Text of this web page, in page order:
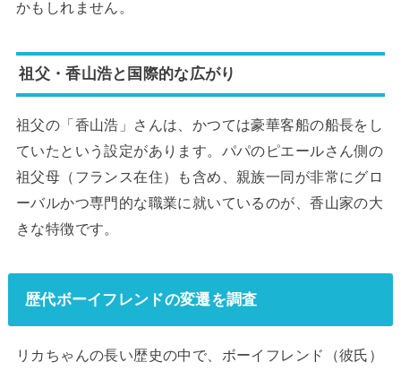
かもしれません。
祖父・香山浩と国際的な広がり
祖父の「香山浩」さんは、かつては豪華客船の船長をし
ていたという設定があります。パパのピエールさん側の
祖父母（フランス在住）も含め、親族一同が非常にグロ
ーバルかつ専門的な職業に就いているのが、香山家の大
きな特徴です。
歴代ボーイフレンドの変遷を調査
リカちゃんの長い歴史の中で、ボーイフレンド（彼氏）